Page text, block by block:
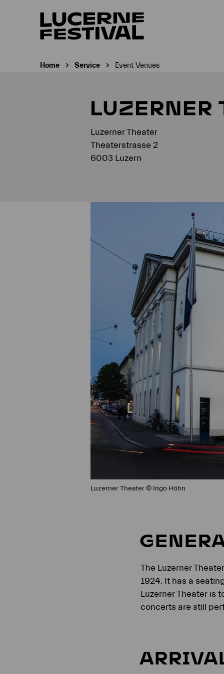
Home Service Current page:
Event Venues
LUZERNER
Luzerner Theater
Theaterstrasse 2
6003 Luzern
Luzerner Theater © Ingo Höhn
The Luzerner
1924. It has a
Luzerner Theater is
concerts are still